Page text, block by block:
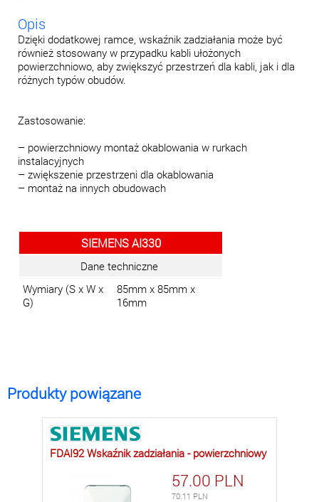
Opis
Dzięki dodatkowej ramce, wskaźnik zadziałania może być
również stosowany w przypadku kabli ułożonych
powierzchniowo, aby zwiększyć przestrzeń dla kabli, jak i dla
różnych typów obudów.
Zastosowanie:
– powierzchniowy montaż okablowania w rurkach
instalacyjnych
– zwiększenie przestrzeni dla okablowania
– montaż na innych obudowach
SIEMENS AI330
Dane techniczne
Wymiary (S x W x
G)
85mm x 85mm x
16mm
Produkty powiązane
FDAI92 Wskaźnik zadziałania - powierzchniowy
57.00 PLN
70.11 PLN